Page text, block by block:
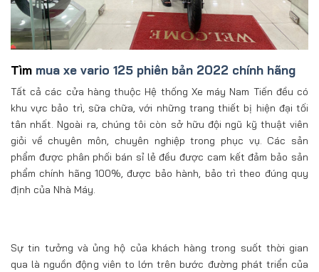
Tìm mua xe vario 125 phiên bản 2022 chính hãng
Tất cả các cửa hàng thuộc Hệ thống Xe máy Nam Tiến đều có
khu vực bảo trì, sữa chữa, với những trang thiết bị hiện đại tối
tân nhất. Ngoài ra, chúng tôi còn sở hữu đội ngũ kỹ thuật viên
giỏi về chuyên môn, chuyên nghiệp trong phục vụ. Các sản
phẩm được phân phối bán sỉ lẻ đều được cam kết đảm bảo sản
phẩm chính hãng 100%, được bảo hành, bảo trì theo đúng quy
định của Nhà Máy.
Sự tin tưởng và ủng hộ của khách hàng trong suốt thời gian
qua là nguồn động viên to lớn trên bước đường phát triển của